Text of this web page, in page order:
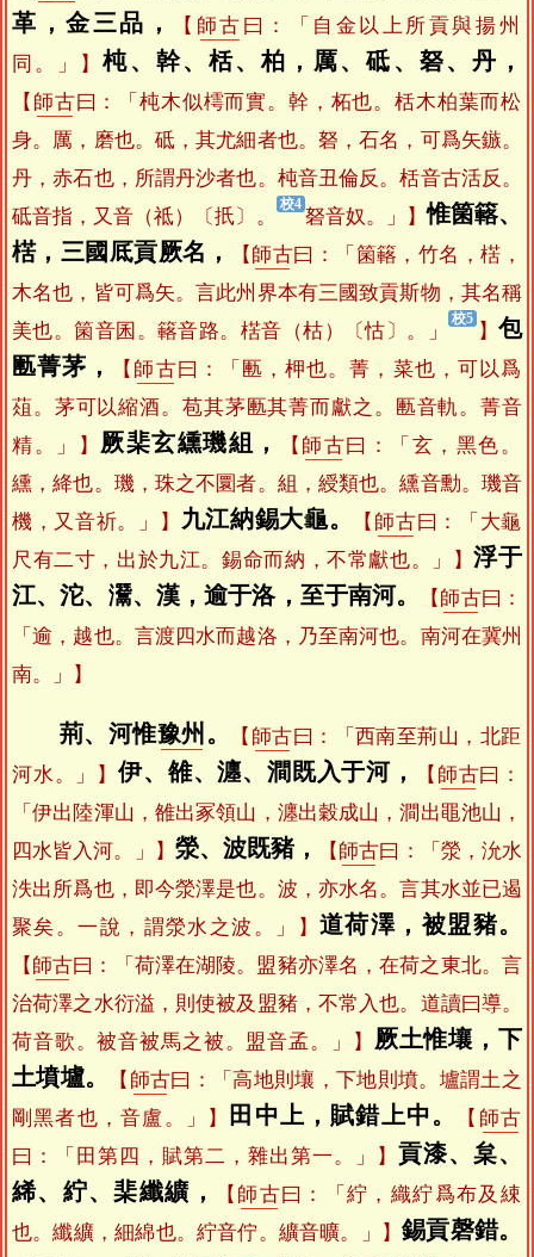
革，金三品，
【 師古 曰：「自金以上所貢與揚州
同。」】杶、幹、栝、柏，厲、砥、砮、丹，
【 師古曰：「杶木似樗而實。幹，柘也。栝木柏葉而松
身。厲，磨也。砥，其尤細者也。砮，石名，可爲矢鏃。
丹，赤石也，所謂丹沙者也。杶音丑倫反。栝音古活反。
砥音指，又音（祗）〔扺〕。
砮音奴。」】惟箘簵、
楛，三國厎貢厥名，
【 師古曰：「箘簵，竹名，楛，
木名也，皆可爲矢。言此州界本有三國致貢斯物，其名稱
美也。箘音囷。簵音路。楛音（枯）〔怙〕。」
】包
匭菁茅，
【 師古曰：「匭，柙也。菁，菜也，可以爲
葅。茅可以縮酒。苞其茅匭其菁而獻之。匭音軌。菁音
精。」】
厥棐玄纁璣組， 【 師古曰：「玄，黑色。
纁，絳也。璣，珠之不圜者。組，綬類也。纁音勳。璣音
機，又音祈。」】
九江納錫大龜。 【 師古曰：「大龜
尺有二寸，出於九江。錫命而納，不常獻也。」】浮于
江、沱、灊、漢，逾于洛，至于南河。
【 師古曰：
「逾，越也。言渡四水而越洛，乃至南河也。南河在冀州
南。」】
荊、河惟豫州 。 【 師古曰：「西南至荊山，北距
河水。」】伊、雒、瀍、澗既入于河， 【 師古曰：
「伊出陸渾山，雒出冢領山，瀍出穀成山，澗出黽池山，
四水皆入河。」】 滎、波既豬， 【 師古曰：「滎，沇水
泆出所爲也，即今滎澤是也。波，亦水名。言其水並已遏
聚矣。一說，謂滎水之波。」】 道荷澤，被盟豬。
【 師古曰：「荷澤在湖陵。盟豬亦澤名，在荷之東北。言
治荷澤之水衍溢，則使被及盟豬，不常入也。道讀曰導。
荷音歌。被音被馬之被。盟音孟。」】
厥土惟壤，下
土墳壚。
【 師古曰：「高地則壤，下地則墳。壚謂土之
剛黑者也，音盧。」】
田中上，賦錯上中。 【 師古
曰：「田第四，賦第二，雜出第一。」】 貢漆、枲、
絺、紵、棐纖纊，
【 師古曰：「紵，織紵爲布及綀
也。纖纊，細綿也。紵音佇。纊音曠。」】錫貢磬錯。